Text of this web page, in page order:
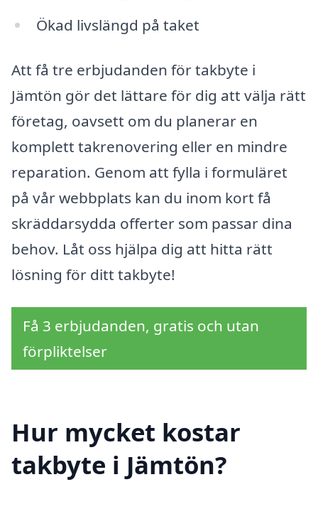
Ökad livslängd på taket
Att få tre erbjudanden för takbyte i
Jämtön gör det lättare för dig att välja rätt
företag, oavsett om du planerar en
komplett takrenovering eller en mindre
reparation. Genom att fylla i formuläret
på vår webbplats kan du inom kort få
skräddarsydda offerter som passar dina
behov. Låt oss hjälpa dig att hitta rätt
lösning för ditt takbyte!
Få 3 erbjudanden, gratis och utan
förpliktelser
Hur mycket kostar
takbyte i Jämtön?